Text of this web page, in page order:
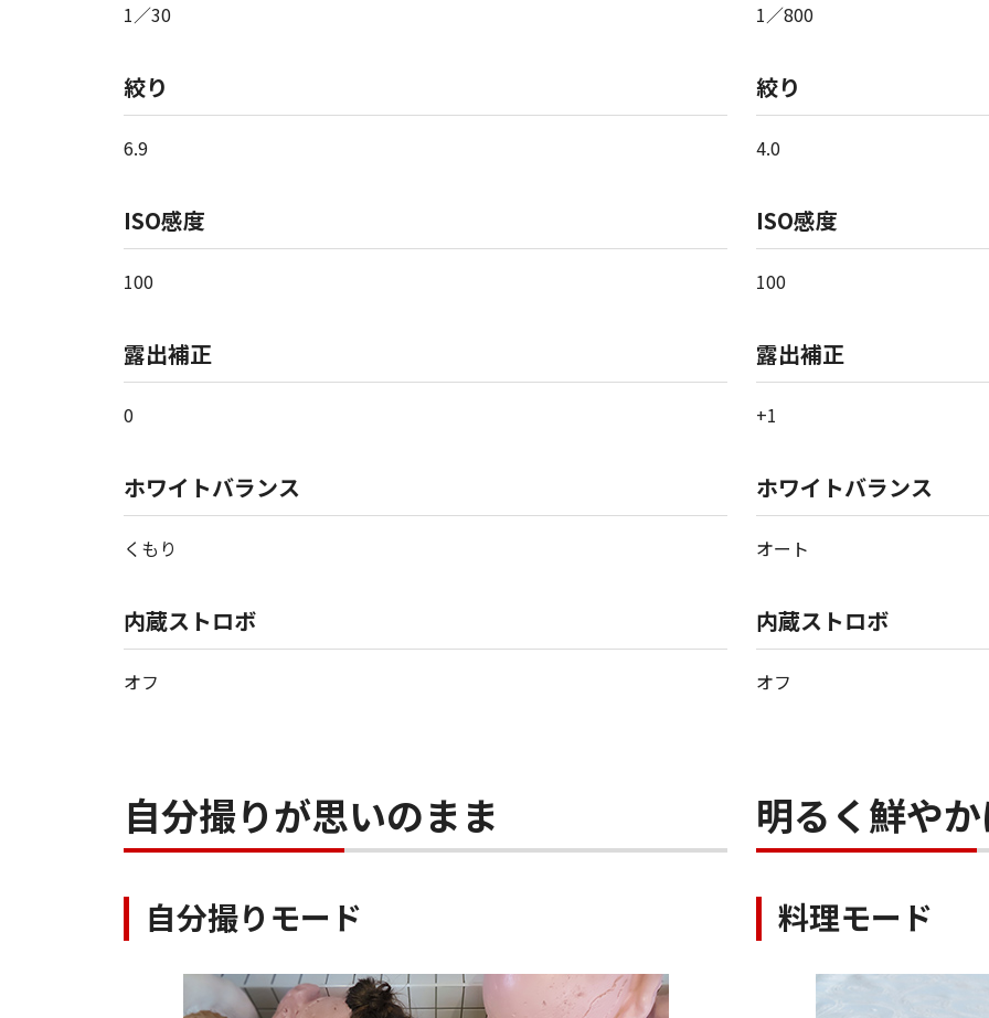
1／30
絞り
6.9
ISO感度
100
露出補正
0
ホワイトバランス
くもり
内蔵ストロボ
オフ
1／800
絞り
4.0
ISO感度
100
露出補正
+1
ホワイトバランス
オート
内蔵ストロボ
オフ
自分撮りが思いのまま
自分撮りモード
明るく鮮や
料理モード